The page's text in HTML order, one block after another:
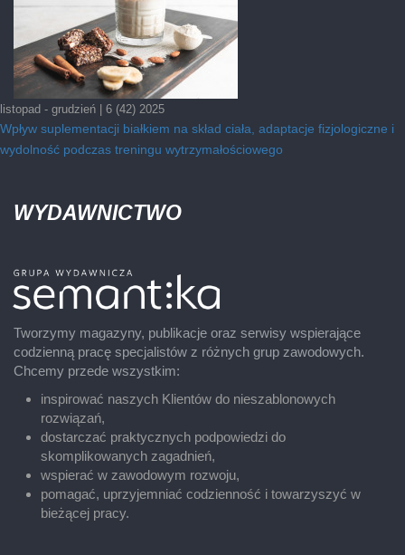
listopad - grudzień | 6 (42) 2025
Wpływ suplementacji białkiem na skład ciała, adaptacje fizjologiczne i
wydolność podczas treningu wytrzymałościowego
WYDAWNICTWO
Tworzymy magazyny, publikacje oraz serwisy wspierające
codzienną pracę specjalistów z różnych grup zawodowych.
Chcemy przede wszystkim:
inspirować naszych Klientów do nieszablonowych
rozwiązań,
dostarczać praktycznych podpowiedzi do
skomplikowanych zagadnień,
wspierać w zawodowym rozwoju,
pomagać, uprzyjemniać codzienność i towarzyszyć w
bieżącej pracy.